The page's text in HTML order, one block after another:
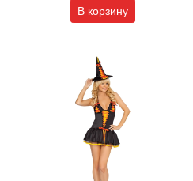
В корзину